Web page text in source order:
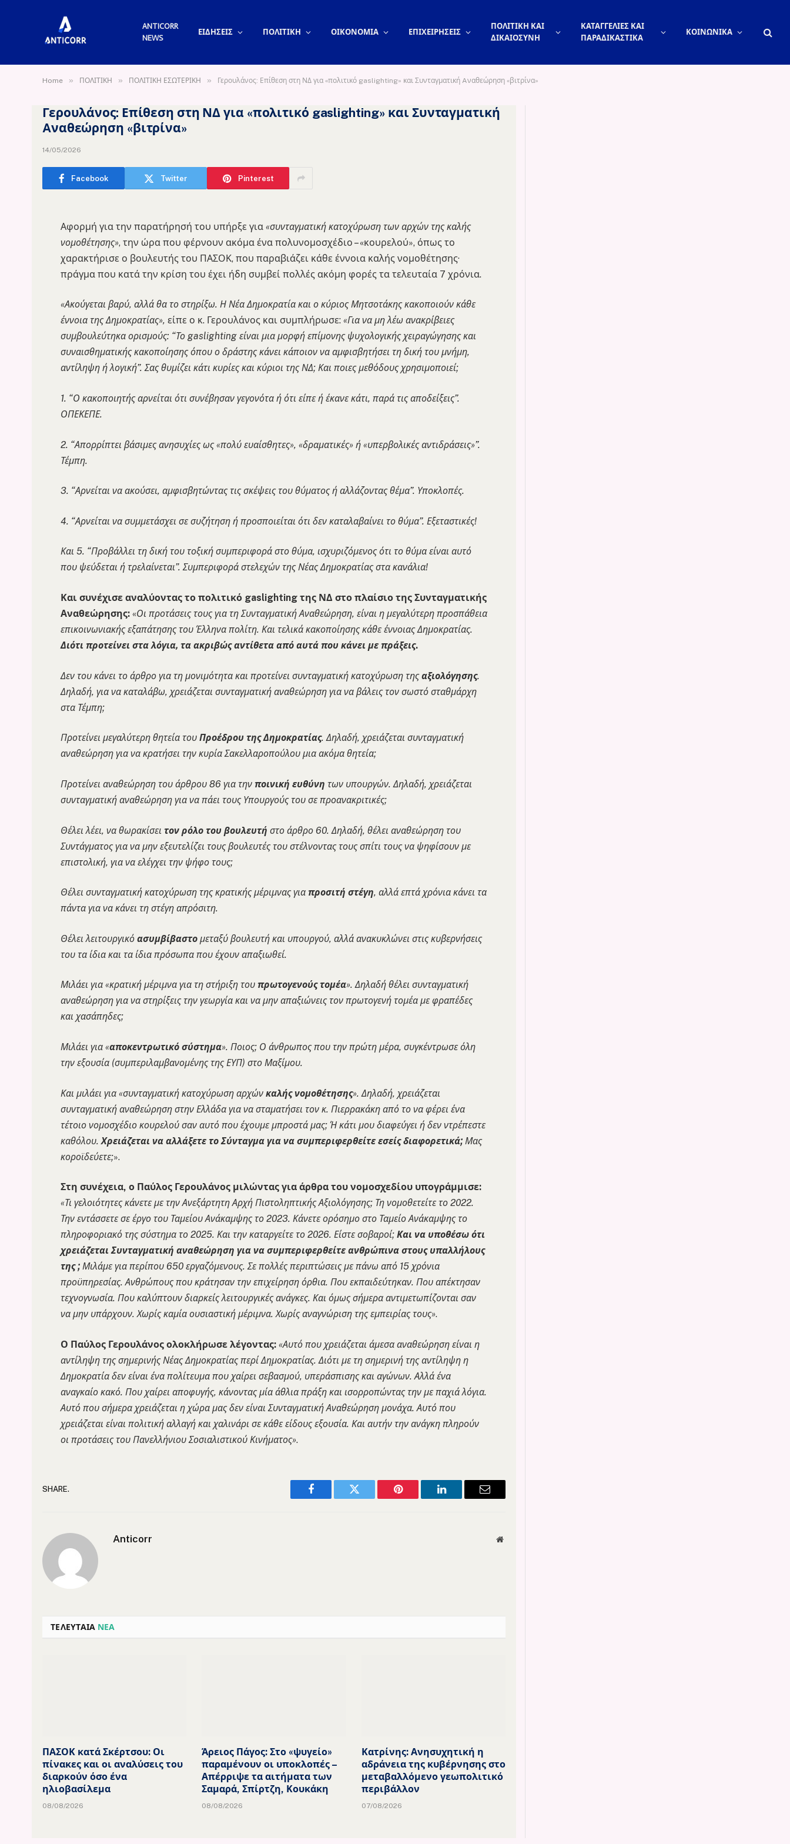
ANTICORR
NEWS
ΕΙΔΗΣΕΙΣ ΠΟΛΙΤΙΚΗ ΟΙΚΟΝΟΜΙΑ ΕΠΙΧΕΙΡΗΣΕΙΣ
ΠΟΛΙΤΙΚΗ ΚΑΙ
ΔΙΚΑΙΟΣΥΝΗ
ΚΑΤΑΓΓΕΛΙΕΣ ΚΑΙ
ΠΑΡΑΔΙΚΑΣΤΙΚΑ
ΚΟΙΝΩΝΙΚΑ
Home » ΠΟΛΙΤΙΚΗ » ΠΟΛΙΤΙΚΗ ΕΣΩΤΕΡΙΚΗ » Γερουλάνος: Επίθεση στη ΝΔ για «πολιτικό gaslighting» και Συνταγματική Aναθεώρηση «βιτρίνα»
Γερουλάνος: Επίθεση στη ΝΔ για «πολιτικό gaslighting» και Συνταγματική
Aναθεώρηση «βιτρίνα»
14/05/2026
Facebook Twitter Pinterest
Αφορμή για την παρατήρησή του υπήρξε για «συνταγματική κατοχύρωση των αρχών της καλής
νομοθέτησης», την ώρα που φέρνουν ακόμα ένα πολυνομοσχέδιο – «κουρελού», όπως το
χαρακτήρισε ο βουλευτής του ΠΑΣΟΚ, που παραβιάζει κάθε έννοια καλής νομοθέτησης·
πράγμα που κατά την κρίση του έχει ήδη συμβεί πολλές ακόμη φορές τα τελευταία 7 χρόνια.
«Ακούγεται βαρύ, αλλά θα το στηρίξω. Η Νέα Δημοκρατία και ο κύριος Μητσοτάκης κακοποιούν κάθε
έννοια της Δημοκρατίας», είπε ο κ. Γερουλάνος και συμπλήρωσε: «Για να μη λέω ανακρίβειες
συμβουλεύτηκα ορισμούς: “Το gaslighting είναι μια μορφή επίμονης ψυχολογικής χειραγώγησης και
συναισθηματικής κακοποίησης όπου ο δράστης κάνει κάποιον να αμφισβητήσει τη δική του μνήμη,
αντίληψη ή λογική”. Σας θυμίζει κάτι κυρίες και κύριοι της ΝΔ; Και ποιες μεθόδους χρησιμοποιεί;
1. “Ο κακοποιητής αρνείται ότι συνέβησαν γεγονότα ή ότι είπε ή έκανε κάτι, παρά τις αποδείξεις”.
ΟΠΕΚΕΠΕ.
2. “Απορρίπτει βάσιμες ανησυχίες ως «πολύ ευαίσθητες», «δραματικές» ή «υπερβολικές αντιδράσεις»”.
Τέμπη.
3. “Αρνείται να ακούσει, αμφισβητώντας τις σκέψεις του θύματος ή αλλάζοντας θέμα”. Υποκλοπές.
4. “Αρνείται να συμμετάσχει σε συζήτηση ή προσποιείται ότι δεν καταλαβαίνει το θύμα”. Εξεταστικές!
Και 5. “Προβάλλει τη δική του τοξική συμπεριφορά στο θύμα, ισχυριζόμενος ότι το θύμα είναι αυτό
που ψεύδεται ή τρελαίνεται”. Συμπεριφορά στελεχών της Νέας Δημοκρατίας στα κανάλια!
Και συνέχισε αναλύοντας το πολιτικό gaslighting της ΝΔ στο πλαίσιο της Συνταγματικής
Αναθεώρησης: «Οι προτάσεις τους για τη Συνταγματική Αναθεώρηση, είναι η μεγαλύτερη προσπάθεια
επικοινωνιακής εξαπάτησης του Έλληνα πολίτη. Και τελικά κακοποίησης κάθε έννοιας Δημοκρατίας.
Διότι προτείνει στα λόγια, τα ακριβώς αντίθετα από αυτά που κάνει με πράξεις.
Δεν του κάνει το άρθρο για τη μονιμότητα και προτείνει συνταγματική κατοχύρωση της αξιολόγησης.
Δηλαδή, για να καταλάβω, χρειάζεται συνταγματική αναθεώρηση για να βάλεις τον σωστό σταθμάρχη
στα Τέμπη;
Προτείνει μεγαλύτερη θητεία του Προέδρου της Δημοκρατίας. Δηλαδή, χρειάζεται συνταγματική
αναθεώρηση για να κρατήσει την κυρία Σακελλαροπούλου μια ακόμα θητεία;
Προτείνει αναθεώρηση του άρθρου 86 για την ποινική ευθύνη των υπουργών. Δηλαδή, χρειάζεται
συνταγματική αναθεώρηση για να πάει τους Υπουργούς του σε προανακριτικές;
Θέλει λέει, να θωρακίσει τον ρόλο του βουλευτή στο άρθρο 60. Δηλαδή, θέλει αναθεώρηση του
Συντάγματος για να μην εξευτελίζει τους βουλευτές του στέλνοντας τους σπίτι τους να ψηφίσουν με
επιστολική, για να ελέγχει την ψήφο τους;
Θέλει συνταγματική κατοχύρωση της κρατικής μέριμνας για προσιτή στέγη, αλλά επτά χρόνια κάνει τα
πάντα για να κάνει τη στέγη απρόσιτη.
Θέλει λειτουργικό ασυμβίβαστο μεταξύ βουλευτή και υπουργού, αλλά ανακυκλώνει στις κυβερνήσεις
του τα ίδια και τα ίδια πρόσωπα που έχουν απαξιωθεί.
Μιλάει για «κρατική μέριμνα για τη στήριξη του πρωτογενούς τομέα». Δηλαδή θέλει συνταγματική
αναθεώρηση για να στηρίξεις την γεωργία και να μην απαξιώνεις τον πρωτογενή τομέα με φραπέδες
και χασάπηδες;
Μιλάει για «αποκεντρωτικό σύστημα». Ποιος; Ο άνθρωπος που την πρώτη μέρα, συγκέντρωσε όλη
την εξουσία (συμπεριλαμβανομένης της ΕΥΠ) στο Μαξίμου.
Και μιλάει για «συνταγματική κατοχύρωση αρχών καλής νομοθέτησης». Δηλαδή, χρειάζεται
συνταγματική αναθεώρηση στην Ελλάδα για να σταματήσει τον κ. Πιερρακάκη από το να φέρει ένα
τέτοιο νομοσχέδιο κουρελού σαν αυτό που έχουμε μπροστά μας; Ή κάτι μου διαφεύγει ή δεν ντρέπεστε
καθόλου. Χρειάζεται να αλλάξετε το Σύνταγμα για να συμπεριφερθείτε εσείς διαφορετικά; Μας
κοροϊδεύετε;».
Στη συνέχεια, ο Παύλος Γερουλάνος μιλώντας για άρθρα του νομοσχεδίου υπογράμμισε:
«Τι γελοιότητες κάνετε με την Ανεξάρτητη Αρχή Πιστοληπτικής Αξιολόγησης; Τη νομοθετείτε το 2022.
Την εντάσσετε σε έργο του Ταμείου Ανάκαμψης το 2023. Κάνετε ορόσημο στο Ταμείο Ανάκαμψης το
πληροφοριακό της σύστημα το 2025. Και την καταργείτε το 2026. Είστε σοβαροί; Και να υποθέσω ότι
χρειάζεται Συνταγματική αναθεώρηση για να συμπεριφερθείτε ανθρώπινα στους υπαλλήλους
της ; Μιλάμε για περίπου 650 εργαζόμενους. Σε πολλές περιπτώσεις με πάνω από 15 χρόνια
προϋπηρεσίας. Ανθρώπους που κράτησαν την επιχείρηση όρθια. Που εκπαιδεύτηκαν. Που απέκτησαν
τεχνογνωσία. Που καλύπτουν διαρκείς λειτουργικές ανάγκες. Και όμως σήμερα αντιμετωπίζονται σαν
να μην υπάρχουν. Χωρίς καμία ουσιαστική μέριμνα. Χωρίς αναγνώριση της εμπειρίας τους».
Ο Παύλος Γερουλάνος ολοκλήρωσε λέγοντας: «Αυτό που χρειάζεται άμεσα αναθεώρηση είναι η
αντίληψη της σημερινής Νέας Δημοκρατίας περί Δημοκρατίας. Διότι με τη σημερινή της αντίληψη η
Δημοκρατία δεν είναι ένα πολίτευμα που χαίρει σεβασμού, υπεράσπισης και αγώνων. Αλλά ένα
αναγκαίο κακό. Που χαίρει αποφυγής, κάνοντας μία άθλια πράξη και ισορροπώντας την με παχιά λόγια.
Αυτό που σήμερα χρειάζεται η χώρα μας δεν είναι Συνταγματική Αναθεώρηση μονάχα. Αυτό που
χρειάζεται είναι πολιτική αλλαγή και χαλινάρι σε κάθε είδους εξουσία. Και αυτήν την ανάγκη πληρούν
οι προτάσεις του Πανελλήνιου Σοσιαλιστικού Κινήματος».
SHARE.
Facebook Twitter Pinterest LinkedIn Email
Anticorr Website
ΤΕΛΕΥΤΑΙΑ ΝΕΑ
ΠΑΣΟΚ κατά Σκέρτσου: Οι
πίνακες και οι αναλύσεις του
διαρκούν όσο ένα
ηλιοβασίλεμα
08/08/2026
Άρειος Πάγος: Στο «ψυγείο»
παραμένουν οι υποκλοπές –
Απέρριψε τα αιτήματα των
Σαμαρά, Σπίρτζη, Κουκάκη
08/08/2026
Κατρίνης: Ανησυχητική η
αδράνεια της κυβέρνησης στο
μεταβαλλόμενο γεωπολιτικό
περιβάλλον
07/08/2026